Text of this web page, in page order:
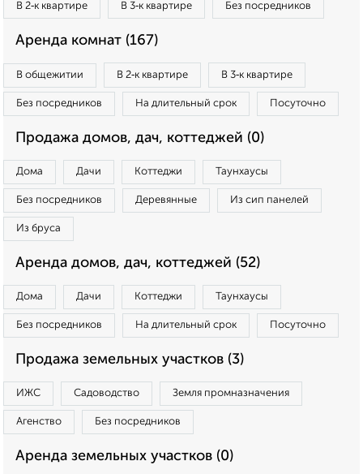
В 2‑к квартире В 3‑к квартире Без посредников
Аренда комнат (167)
В общежитии В 2‑к квартире В 3‑к квартире
Без посредников На длительный срок Посуточно
Продажа домов, дач, коттеджей (0)
Дома Дачи Коттеджи Таунхаусы
Без посредников Деревянные Из сип панелей
Из бруса
Аренда домов, дач, коттеджей (52)
Дома Дачи Коттеджи Таунхаусы
Без посредников На длительный срок Посуточно
Продажа земельных участков (3)
ИЖС Садоводство Земля промназначения
Агенство Без посредников
Аренда земельных участков (0)